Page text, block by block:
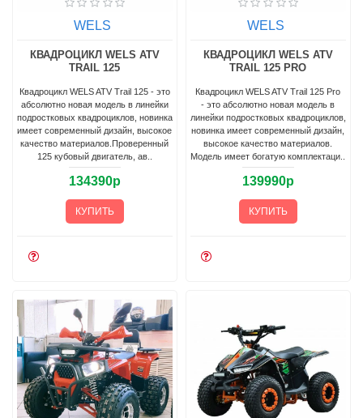
WELS
КВАДРОЦИКЛ WELS ATV
TRAIL 125
Квадроцикл WELS ATV Trail 125 - это
абсолютно новая модель в линейки
подростковых квадроциклов, новинка
имеет современный дизайн, высокое
качество материалов.Проверенный
125 кубовый двигатель, ав..
134390р
КУПИТЬ
WELS
КВАДРОЦИКЛ WELS ATV
TRAIL 125 PRO
Квадроцикл WELS ATV Trail 125 Pro
- это абсолютно новая модель в
линейки подростковых квадроциклов,
новинка имеет современный дизайн,
высокое качество материалов.
Модель имеет богатую комплектаци..
139990р
КУПИТЬ